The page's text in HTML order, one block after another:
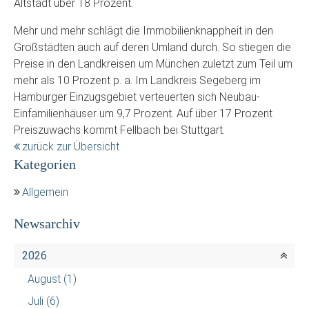
Altstadt über 18 Prozent.
Mehr und mehr schlägt die Immobilienknappheit in den
Großstädten auch auf deren Umland durch. So stiegen die
Preise in den Landkreisen um München zuletzt zum Teil um
mehr als 10 Prozent p. a. Im Landkreis Segeberg im
Hamburger Einzugsgebiet verteuerten sich Neubau-
Einfamilienhäuser um 9,7 Prozent. Auf über 17 Prozent
Preiszuwachs kommt Fellbach bei Stuttgart.
zurück zur Übersicht
Kategorien
Allgemein
Newsarchiv
2026
August (1)
Juli (6)